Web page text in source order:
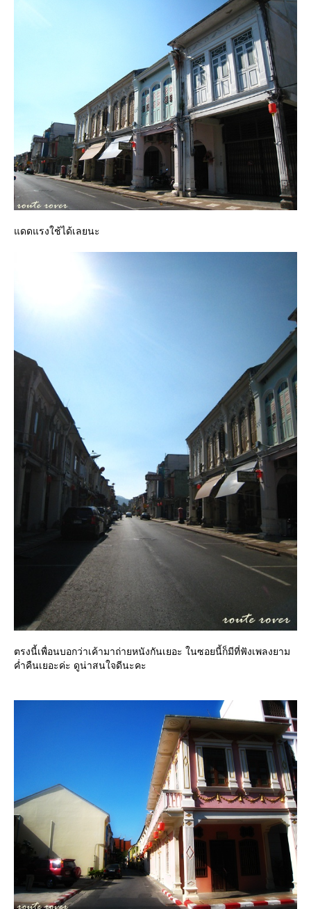
ดดแรงใช้ได้เลยนะ
ตรงนี้เพื่อนบอกว่าเค้ามาถ่ายหนังกันเยอะ ในซอยนี้ก็มีที่ฟังเพลงยาม
ค่ำคืนเยอะค่ะ ดูน่าสนใจดีนะคะ